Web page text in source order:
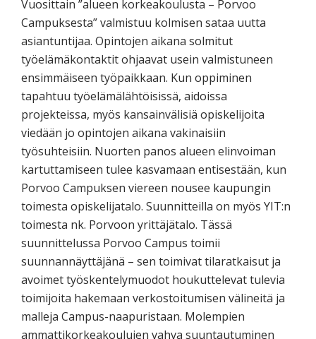
Vuosittain ”alueen korkeakoulusta – Porvoo
Campuksesta” valmistuu kolmisen sataa uutta
asiantuntijaa. Opintojen aikana solmitut
työelämäkontaktit ohjaavat usein valmistuneen
ensimmäiseen työpaikkaan. Kun oppiminen
tapahtuu työelämälähtöisissä, aidoissa
projekteissa, myös kansainvälisiä opiskelijoita
viedään jo opintojen aikana vakinaisiin
työsuhteisiin. Nuorten panos alueen elinvoiman
kartuttamiseen tulee kasvamaan entisestään, kun
Porvoo Campuksen viereen nousee kaupungin
toimesta opiskelijatalo. Suunnitteilla on myös YIT:n
toimesta nk. Porvoon yrittäjätalo. Tässä
suunnittelussa Porvoo Campus toimii
suunnannäyttäjänä – sen toimivat tilaratkaisut ja
avoimet työskentelymuodot houkuttelevat tulevia
toimijoita hakemaan verkostoitumisen välineitä ja
malleja Campus-naapuristaan. Molempien
ammattikorkeakoulujen vahva suuntautuminen